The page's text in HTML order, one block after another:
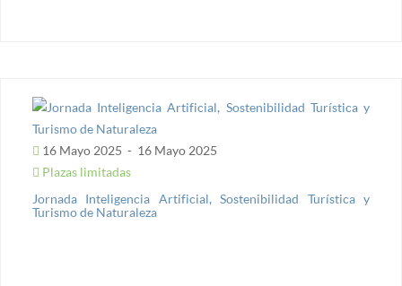
16 Mayo 2025 - 16 Mayo 2025
Plazas limitadas
Jornada Inteligencia Artificial, Sostenibilidad Turística y
Turismo de Naturaleza